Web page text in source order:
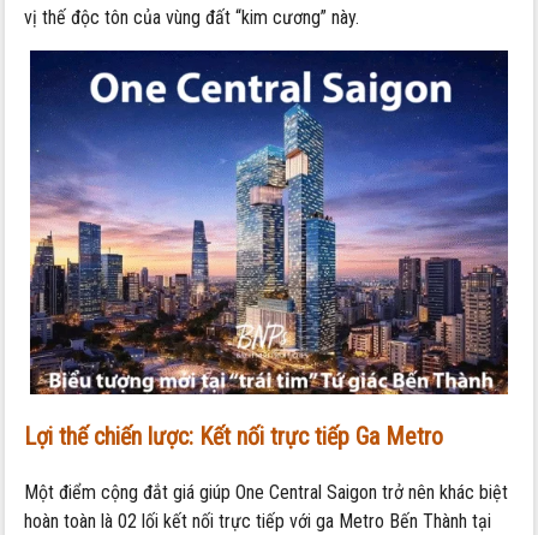
vị thế độc tôn của vùng đất “kim cương” này.
Lợi thế chiến lược: Kết nối trực tiếp Ga Metro
Một điểm cộng đắt giá giúp One Central Saigon trở nên khác biệt
hoàn toàn là 02 lối kết nối trực tiếp với ga Metro Bến Thành tại